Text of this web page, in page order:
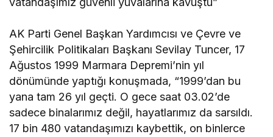
AK Parti Genel Başkan Yardımcısı ve Çevre ve
Şehircilik Politikaları Başkanı Sevilay Tuncer, 17
Ağustos 1999 Marmara Depremi’nin yıl
dönümünde yaptığı konuşmada, “1999’dan bu
yana tam 26 yıl geçti. O gece saat 03.02’de
sadece binalarımız değil, hayatlarımız da sarsıldı.
17 bin 480 vatandaşımızı kaybettik, on binlerce